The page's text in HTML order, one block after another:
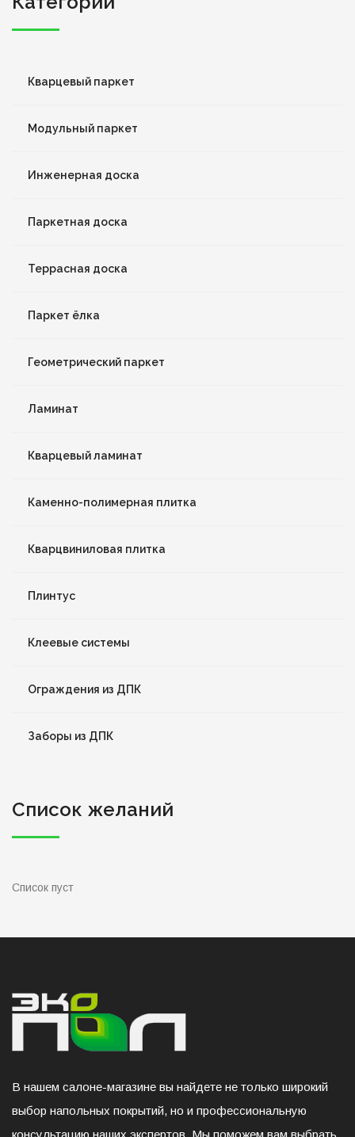
Кварцевый паркет
Модульный паркет
Инженерная доска
Паркетная доска
Террасная доска
Паркет ёлка
Геометрический паркет
Ламинат
Кварцевый ламинат
Каменно-полимерная плитка
Кварцвиниловая плитка
Плинтус
Клеевые системы
Ограждения из ДПК
Заборы из ДПК
Список желаний
Список пуст
В нашем салоне-магазине вы найдете не только широкий
выбор напольных покрытий, но и профессиональную
консультацию наших экспертов. Мы поможем вам выбрать